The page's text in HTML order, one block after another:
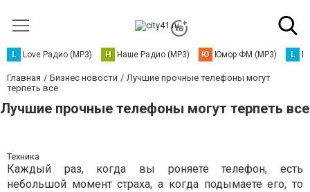
L Love Радио (MP3) Н Наше Радио (MP3) Ю Юмор ФМ (MP3) L
Главная Бизнес новости
Лучшие прочные телефоны могут
терпеть все
Лучшие прочные телефоны могут терпеть все
Техника
Каждый раз, когда вы роняете телефон, есть
небольшой момент страха, а когда подымаете его, то